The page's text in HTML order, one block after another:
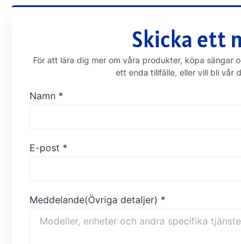
Skicka ett
För att lära dig mer om våra produkter, köpa sängar
ett enda tillfälle, eller vill bli vår
Namn *
E-post *
Meddelande(Övriga detaljer) *